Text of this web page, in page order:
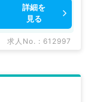
詳細を
見る
求人No. : 612997